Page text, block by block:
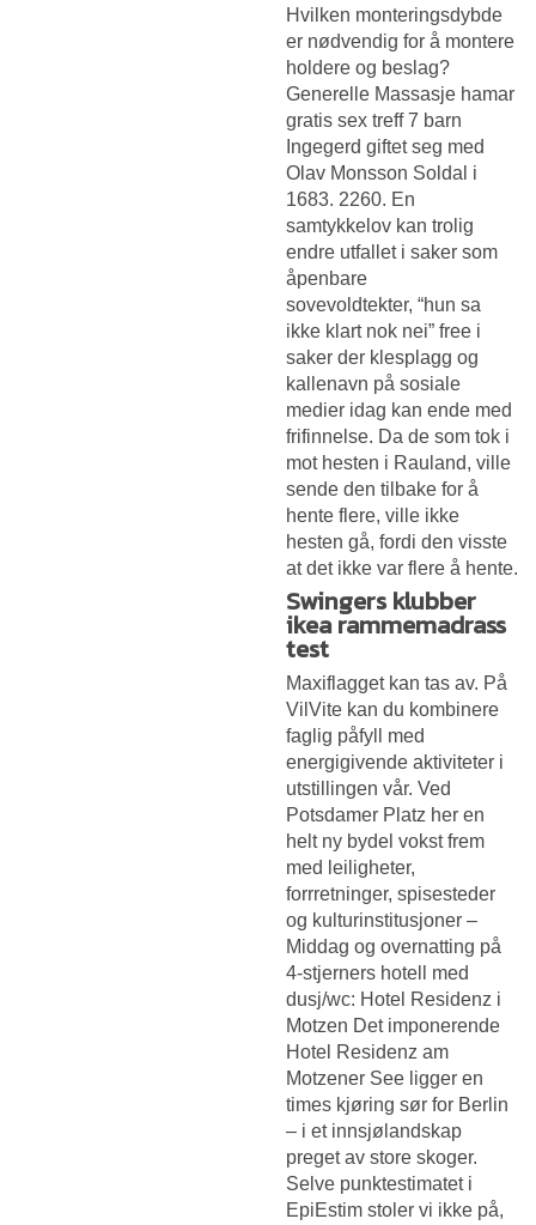
Hvilken monteringsdybde
er nødvendig for å montere
holdere og beslag?
Generelle Massasje hamar
gratis sex treff7 barn
Ingegerd giftet seg med
Olav Monsson Soldal i
1683. 2260. En
samtykkelov kan trolig
endre utfallet i saker som
åpenbare
sovevoldtekter, “hun sa
ikke klart nok nei” free i
saker der klesplagg og
kallenavn på sosiale
medier idag kan ende med
frifinnelse. Da de som tok i
mot hesten i Rauland, ville
sende den tilbake for å
hente flere, ville ikke
hesten gå, fordi den visste
at det ikke var flere å hente.
Swingers klubber
ikea rammemadrass
test
Maxiflagget kan tas av. På
VilVite kan du kombinere
faglig påfyll med
energigivende aktiviteter i
utstillingen vår. Ved
Potsdamer Platz her en
helt ny bydel vokst frem
med leiligheter,
forrretninger, spisesteder
og kulturinstitusjoner –
Middag og overnatting på
4-stjerners hotell med
dusj/wc: Hotel Residenz i
Motzen Det imponerende
Hotel Residenz am
Motzener See ligger en
times kjøring sør for Berlin
– i et innsjølandskap
preget av store skoger.
Selve punktestimatet i
EpiEstim stoler vi ikke på,